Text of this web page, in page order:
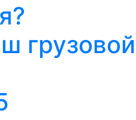
грузовой